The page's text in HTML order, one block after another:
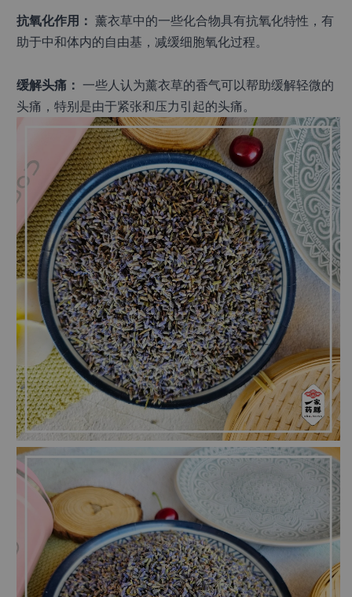
抗氧化作用： 薰衣草中的一些化合物具有抗氧化特性，有
助于中和体内的自由基，减缓细胞氧化过程。
缓解头痛： 一些人认为薰衣草的香气可以帮助缓解轻微的
头痛，特别是由于紧张和压力引起的头痛。